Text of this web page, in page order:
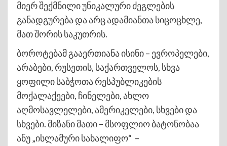
მიერ შექმნილი უნიკალური ძეგლების
განადგურება და არც ადამიანთა სიცოცხლე,
მათ შორის საკუთრის.
ბოროტებამ გააერთიანა ისინი – ევროპელები,
არაბები, რუსეთის, საქართველოს, სხვა
ყოფილი საბჭოთა რესპუბლიკების
მოქალაქეები, ჩინელები, ახლო
აღმოსავლელები, ამერიკელები, სხვები და
სხვები. მიზანი მათი – მსოფლიო ბატონობაა
ანუ „ისლამური სახალიფო“ –